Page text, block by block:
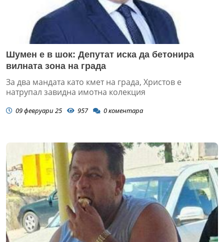
Шумен е в шок: Депутат иска да бетонира
вилната зона на града
За два мандата като кмет на града, Христов е
натрупал завидна имотна колекция
09 февруари 25 957 0коментара